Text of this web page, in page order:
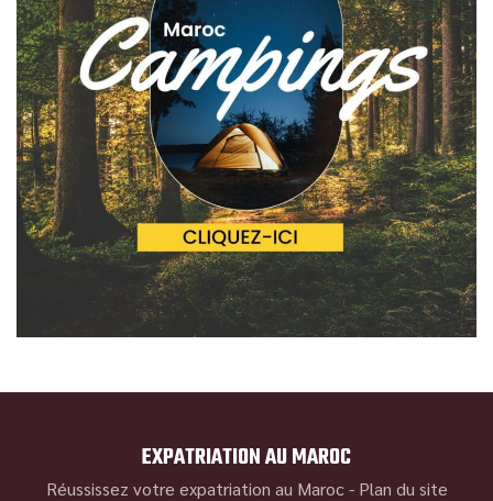
EXPATRIATION AU MAROC
Réussissez votre expatriation au Maroc - Plan du site